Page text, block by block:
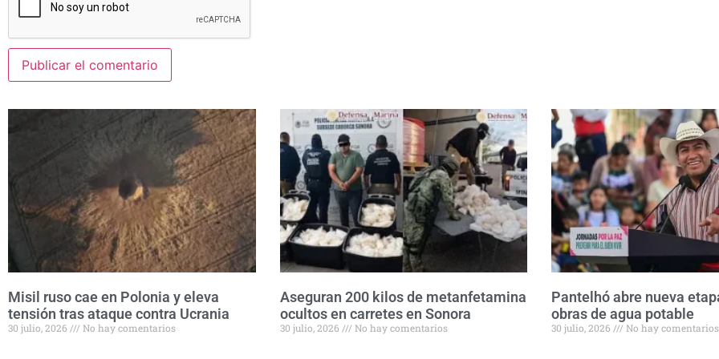
Misil ruso cae en Polonia y eleva
tensión tras ataque contra Ucrania
30 julio, 2026 No hay comentarios
Aseguran 200 kilos de metanfetamina
ocultos en carretes en Sonora
30 julio, 2026 No hay comentarios
Pantelhó abre nueva
obras de agua potable
30 julio, 2026 No hay comentarios